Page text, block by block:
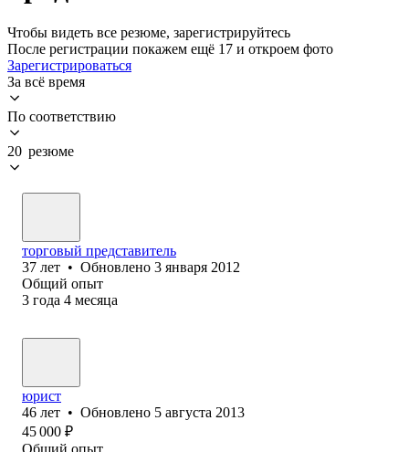
Чтобы видеть все резюме, зарегистрируйтесь
После регистрации покажем ещё 17 и откроем фото
Зарегистрироваться
За всё время
По соответствию
20 резюме
торговый представитель
37 лет • Обновлено 3 января 2012
Общий опыт
3 года 4 месяца
юрист
46 лет • Обновлено 5 августа 2013
45 000 ₽
Общий опыт